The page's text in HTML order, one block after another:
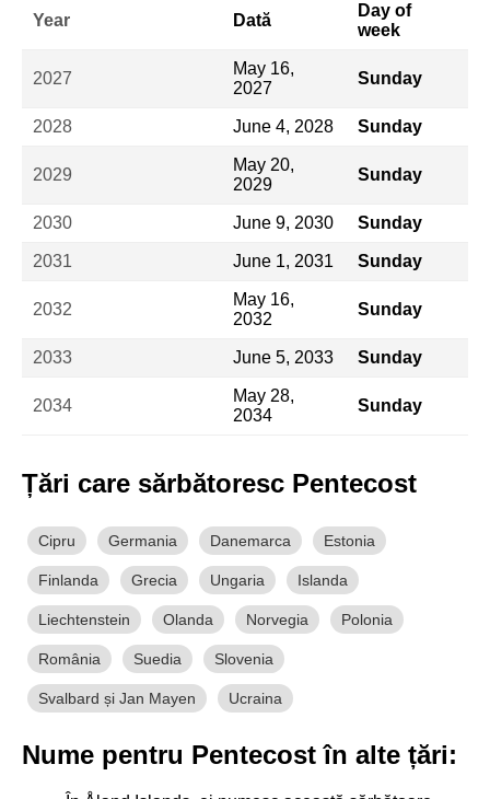
Year Dată
Day of
week
2027
May 16,
2027
Sunday
2028 June 4, 2028 Sunday
2029
May 20,
2029
Sunday
2030 June 9, 2030 Sunday
2031 June 1, 2031 Sunday
2032
May 16,
2032
Sunday
2033 June 5, 2033 Sunday
2034
May 28,
2034
Sunday
Țări care sărbătoresc Pentecost
Cipru Germania Danemarca Estonia
Finlanda Grecia Ungaria Islanda
Liechtenstein Olanda Norvegia Polonia
România Suedia Slovenia
Svalbard și Jan Mayen Ucraina
Nume pentru Pentecost în alte țări: